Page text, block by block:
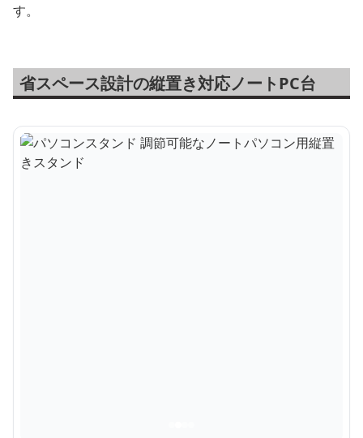
す。
省スペース設計の縦置き対応ノートPC台